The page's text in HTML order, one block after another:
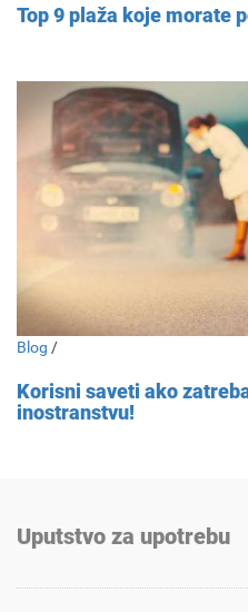
Top 9 plaža koje morate
Blog /
Korisni saveti ako
inostranstvu!
Uputstvo za upotrebu